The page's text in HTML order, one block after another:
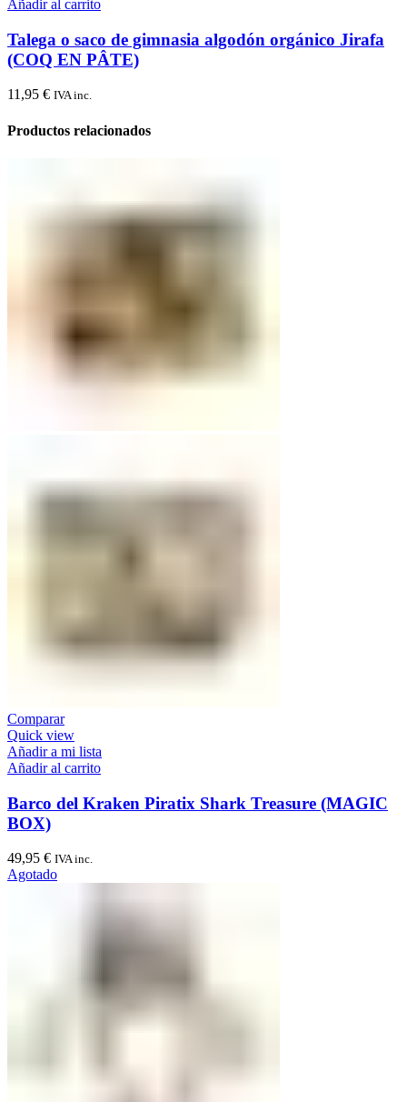
Añadir al carrito
Talega o saco de gimnasia algodón orgánico Jirafa
(COQ EN PÂTE)
11,95 € IVA inc.
Productos relacionados
Comparar
Quick view
Añadir a mi lista
Añadir al carrito
Barco del Kraken Piratix Shark Treasure (MAGIC
BOX)
49,95 € IVA inc.
Agotado